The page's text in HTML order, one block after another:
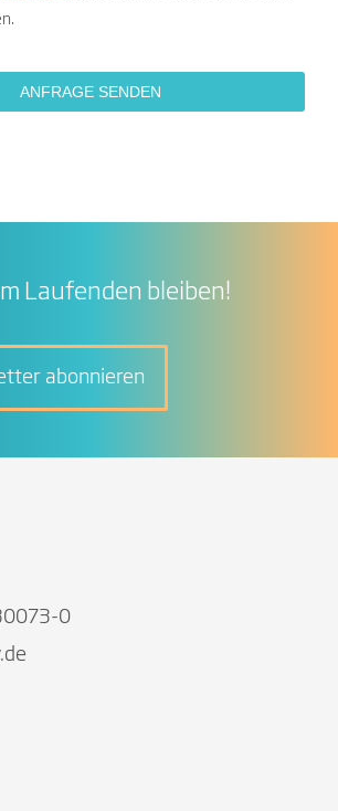
Laufenden bleiben!
abonnieren
0